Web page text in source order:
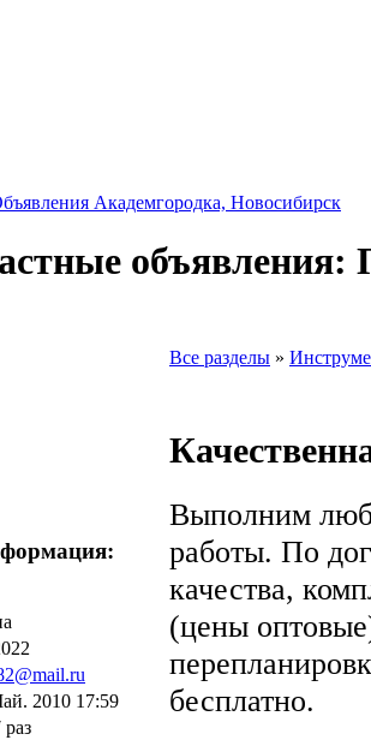
объявления:
2010 17:59
раз
Все разделы »
Выполним
работы. По
качества,
(цены
бесплатно.